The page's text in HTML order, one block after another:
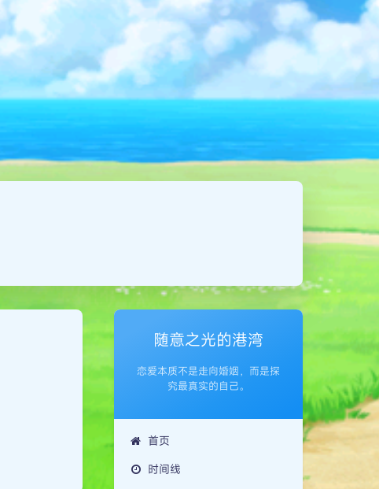
随意之光的港湾
恋爱本质不是走向婚姻，而是探
究最真实的自己。
首页
时间线